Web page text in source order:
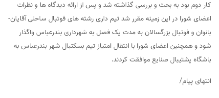
کار دوم بود به بحث و بررسی گذاشته شد و پس از ارائه دیدگاه ها و نظرات
اعضای شورا در این زمینه مقرر شد تیم داری رشته های فوتبال ساحلی آقایان-
بانوان و فوتبال بزرگسالان به مدت یک فصل به شهرداری بندرعباس واگذار
شود و همچنین اعضای شورا با انتقال امتیاز تیم بسکتبال شهر بندرعباس به
باشگاه پشتیبال صنایع موافقت کردند.
انتهای پیام/